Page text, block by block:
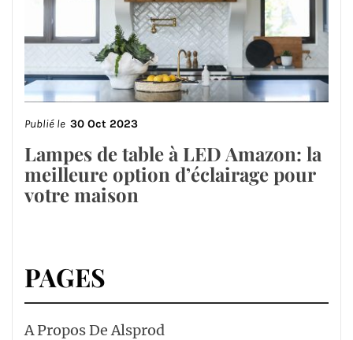
Publié le 30 Oct 2023
Lampes de table à LED Amazon: la
meilleure option d’éclairage pour
votre maison
PAGES
A Propos De Alsprod